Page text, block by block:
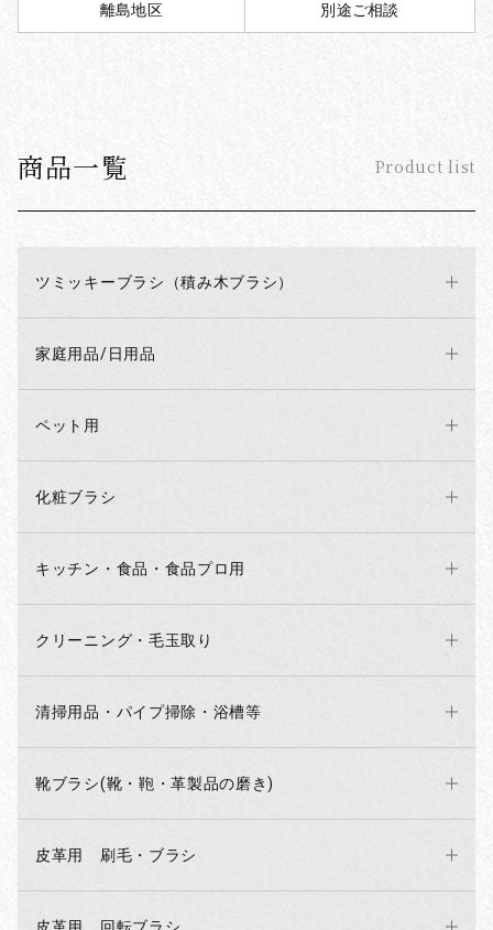
商品一覧 Product list
ツミッキーブラシ（積み木ブラシ）
家庭用品/日用品
ペット用
化粧ブラシ
キッチン・食品・食品プロ用
クリーニング・毛玉取り
清掃用品・パイプ掃除・浴槽等
靴ブラシ(靴・鞄・革製品の磨き)
皮革用 刷毛・ブラシ
離島地区 別途ご相談